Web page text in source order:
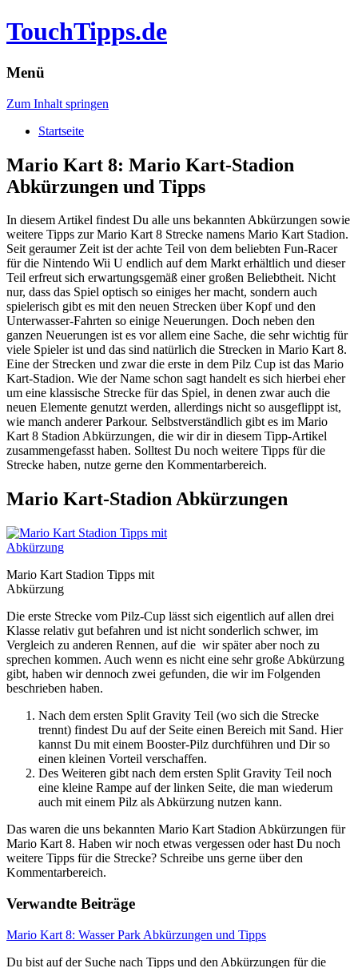
TouchTipps.de
Menü
Zum Inhalt springen
Startseite
Mario Kart 8: Mario Kart-Stadion
Abkürzungen und Tipps
In diesem Artikel findest Du alle uns bekannten Abkürzungen sowie
weitere Tipps zur Mario Kart 8 Strecke namens Mario Kart Stadion.
Seit geraumer Zeit ist der achte Teil von dem beliebten Fun-Racer
für die Nintendo Wii U endlich auf dem Markt erhältlich und dieser
Teil erfreut sich erwartungsgemäß einer großen Beliebtheit. Nicht
nur, dass das Spiel optisch so einiges her macht, sondern auch
spielerisch gibt es mit den neuen Strecken über Kopf und den
Unterwasser-Fahrten so einige Neuerungen. Doch neben den
ganzen Neuerungen ist es vor allem eine Sache, die sehr wichtig für
viele Spieler ist und das sind natürlich die Strecken in Mario Kart 8.
Eine der Strecken und zwar die erste in dem Pilz Cup ist das Mario
Kart-Stadion. Wie der Name schon sagt handelt es sich hierbei eher
um eine klassische Strecke für das Spiel, in denen zwar auch die
neuen Elemente genutzt werden, allerdings nicht so ausgeflippt ist,
wie manch anderer Parkour. Selbstverständlich gibt es im Mario
Kart 8 Stadion Abkürzungen, die wir dir in diesem Tipp-Artikel
zusammengefasst haben. Solltest Du noch weitere Tipps für die
Strecke haben, nutze gerne den Kommentarbereich.
Mario Kart-Stadion Abkürzungen
Mario Kart Stadion Tipps mit
Abkürzung
Die erste Strecke vom Pilz-Cup lässt sich eigentlich auf allen drei
Klasse relativ gut befahren und ist nicht sonderlich schwer, im
Vergleich zu anderen Rennen, auf die wir später aber noch zu
sprechen kommen. Auch wenn es nicht eine sehr große Abkürzung
gibt, haben wir dennoch zwei gefunden, die wir im Folgenden
beschrieben haben.
Nach dem ersten Split Gravity Teil (wo sich die Strecke
trennt) findest Du auf der Seite einen Bereich mit Sand. Hier
kannst Du mit einem Booster-Pilz durchführen und Dir so
einen kleinen Vorteil verschaffen.
Des Weiteren gibt nach dem ersten Split Gravity Teil noch
eine kleine Rampe auf der linken Seite, die man wiederum
auch mit einem Pilz als Abkürzung nutzen kann.
Das waren die uns bekannten Mario Kart Stadion Abkürzungen für
Mario Kart 8. Haben wir noch etwas vergessen oder hast Du noch
weitere Tipps für die Strecke? Schreibe uns gerne über den
Kommentarbereich.
Verwandte Beiträge
Mario Kart 8: Wasser Park Abkürzungen und Tipps
Du bist auf der Suche nach Tipps und den Abkürzungen für die